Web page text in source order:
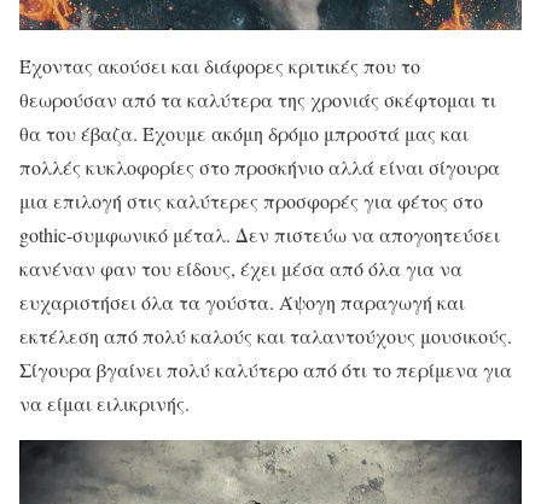
Έχοντας ακούσει και διάφορες κριτικές που το
θεωρούσαν από τα καλύτερα της χρονιάς σκέφτομαι τι
θα του έβαζα. Έχουμε ακόμη δρόμο μπροστά μας και
πολλές κυκλοφορίες στο προσκήνιο αλλά είναι σίγουρα
μια επιλογή στις καλύτερες προσφορές για φέτος στο
gothic-συμφωνικό μέταλ. Δεν πιστεύω να απογοητεύσει
κανέναν φαν του είδους, έχει μέσα από όλα για να
ευχαριστήσει όλα τα γούστα. Άψογη παραγωγή και
εκτέλεση από πολύ καλούς και ταλαντούχους μουσικούς.
Σίγουρα βγαίνει πολύ καλύτερο από ότι το περίμενα για
να είμαι ειλικρινής.